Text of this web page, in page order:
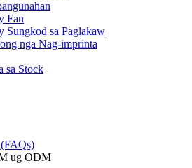
Fan
Sungkod sa Paglakaw
nga Nag-imprinta
sa Stock
ug ODM